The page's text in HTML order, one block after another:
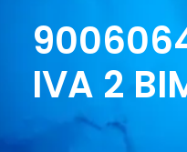
IVA 2